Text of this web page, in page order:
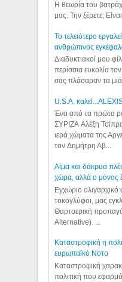
Η θεωρία του
μας. Την ξέρετε;
Το τελειότερο
ανθρώπινος
Διαδυκτιακοί μου
περίσσια ευκολία
σας πλάσαραν τα
U.S.A.
Ένα από τα πρώτα
ΣΥΡΙΖΑ Αλέξη
ιερά χώματα της
τον Δημήτρη Αβ...
Αίμα και δάκρυα
χώρα, αλλά ο μόνος
Εγχώριο ολιγαρχικό
τοκογλύφοι, μας
Θαρτσερική
Alternative). ...
Καταστροφική η
ευρωπαϊκό Νότο
Καταστροφική
πολιτική που